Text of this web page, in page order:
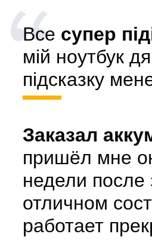
Все супер
мій ноутбук
підсказку
Заказал
пришёл мне
недели после
отличном
работает